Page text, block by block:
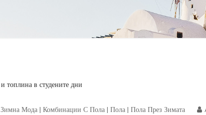
Зимна Мода | Комбинации С Пола | Пола | Пола През Зимата